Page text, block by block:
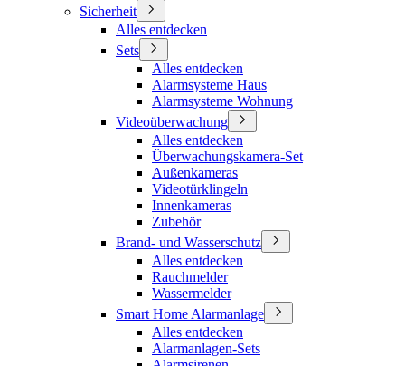
Sicherheit
Alles entdecken
Sets
Alles entdecken
Alarmsysteme Haus
Alarmsysteme Wohnung
Videoüberwachung
Alles entdecken
Überwachungskamera-Set
Außenkameras
Videotürklingeln
Innenkameras
Zubehör
Brand- und Wasserschutz
Alles entdecken
Rauchmelder
Wassermelder
Smart Home Alarmanlage
Alles entdecken
Alarmanlagen-Sets